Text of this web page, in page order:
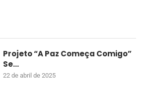
Projeto “A Paz Começa Comigo”
Se...
22 de abril de 2025